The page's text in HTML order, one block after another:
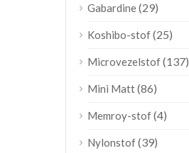
Gabardine(29)
Koshibo-stof(25)
Microvezelstof(137)
Mini Matt(86)
Memroy-stof(4)
Nylonstof(39)